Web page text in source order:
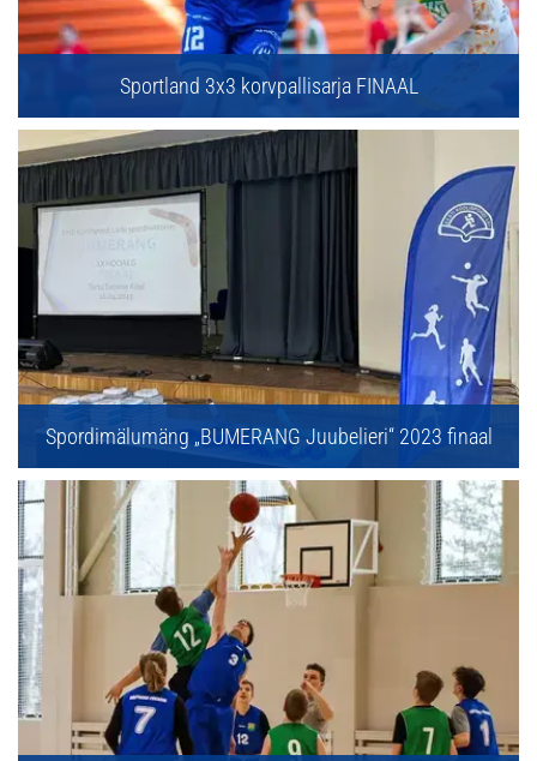
Sportland 3x3 korvpallisarja FINAAL
Spordimälumäng „BUMERANG Juubelieri“ 2023 finaal